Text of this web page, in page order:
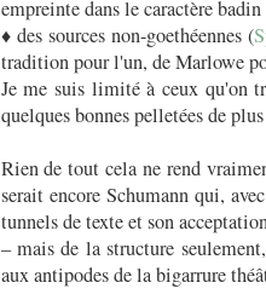
empreinte dans le caractère
♦ des sources non-goethéennes (
tradition pour l'un, de Marlowe
Je me suis limité à ceux qu'on
quelques bonnes pelletées de
Rien de tout cela ne rend
serait encore Schumann qui,
tunnels de texte et son
– mais de la structure
aux antipodes de la bigarrure